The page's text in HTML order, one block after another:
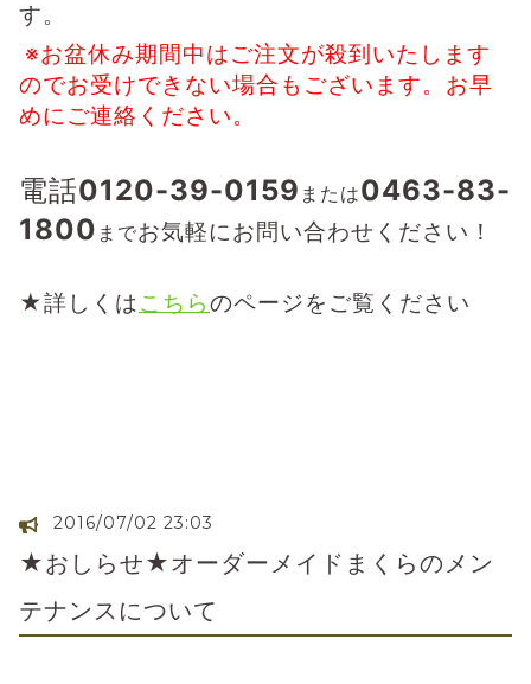
す。
※お盆休み期間中はご注文が殺到いたします
のでお受けできない場合もございます。お早
めにご連絡ください。
電話0120-39-0159 または0463-83-
1800 までお気軽にお問い合わせください！
★詳しくはこちらのページをご覧ください
2016/07/02 23:03
★おしらせ★オーダーメイドまくらのメン
テナンスについて